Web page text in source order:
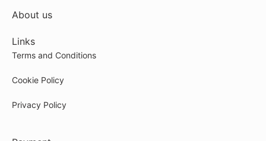
About us
Links
Terms and Conditions
Cookie Policy
Privacy Policy